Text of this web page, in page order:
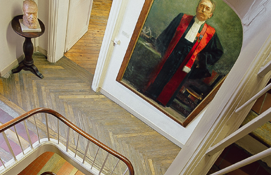
MUSÉE FLAUBERT ET D'HISTOIRE DE LA
MÉDECINE